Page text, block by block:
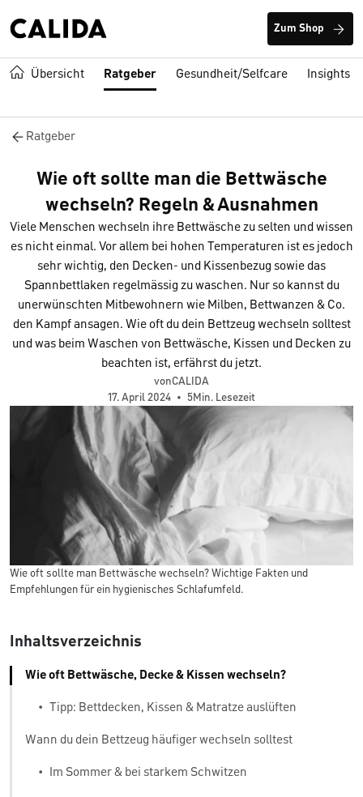
Zum Shop
Übersicht Ratgeber Gesundheit/Selfcare Insights
Ratgeber
Wie oft sollte man die Bettwäsche
wechseln? Regeln & Ausnahmen
Viele Menschen wechseln ihre Bettwäsche zu selten und wissen
es nicht einmal. Vor allem bei hohen Temperaturen ist es jedoch
sehr wichtig, den Decken- und Kissenbezug sowie das
Spannbettlaken regelmässig zu waschen. Nur so kannst du
unerwünschten Mitbewohnern wie Milben, Bettwanzen & Co.
den Kampf ansagen. Wie oft du dein Bettzeug wechseln solltest
und was beim Waschen von Bettwäsche, Kissen und Decken zu
beachten ist, erfährst du jetzt.
vonCALIDA
17. April 2024 • 5Min. Lesezeit
Wie oft sollte man Bettwäsche wechseln? Wichtige Fakten und
Empfehlungen für ein hygienisches Schlafumfeld.
Inhaltsverzeichnis
Wie oft Bettwäsche, Decke & Kissen wechseln?
• Tipp: Bettdecken, Kissen & Matratze auslüften
Wann du dein Bettzeug häufiger wechseln solltest
• Im Sommer & bei starkem Schwitzen